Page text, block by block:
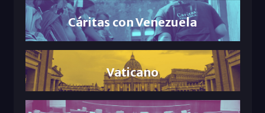
Cáritas con Venezuela
Vaticano